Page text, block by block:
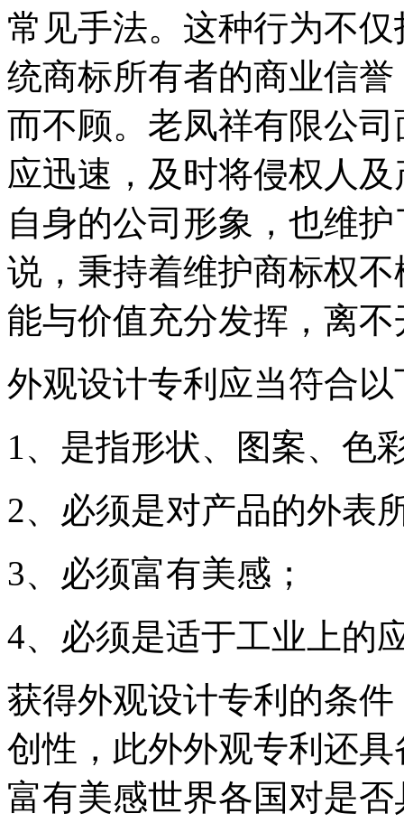
常见手法。这种行为不
统商标所有者的商业信
而不顾。老凤祥有限公
应迅速，及时将侵权人
自身的公司形象，也维
说，秉持着维护商标权
能与价值充分发挥，离
外观设计专利应当符合以
1、是指形状、图案、色
2、必须是对产品的外表
3、必须富有美感；
4、必须是适于工业上的
获得外观设计专利的条
创性，此外外观专利还
富有美感世界各国对是